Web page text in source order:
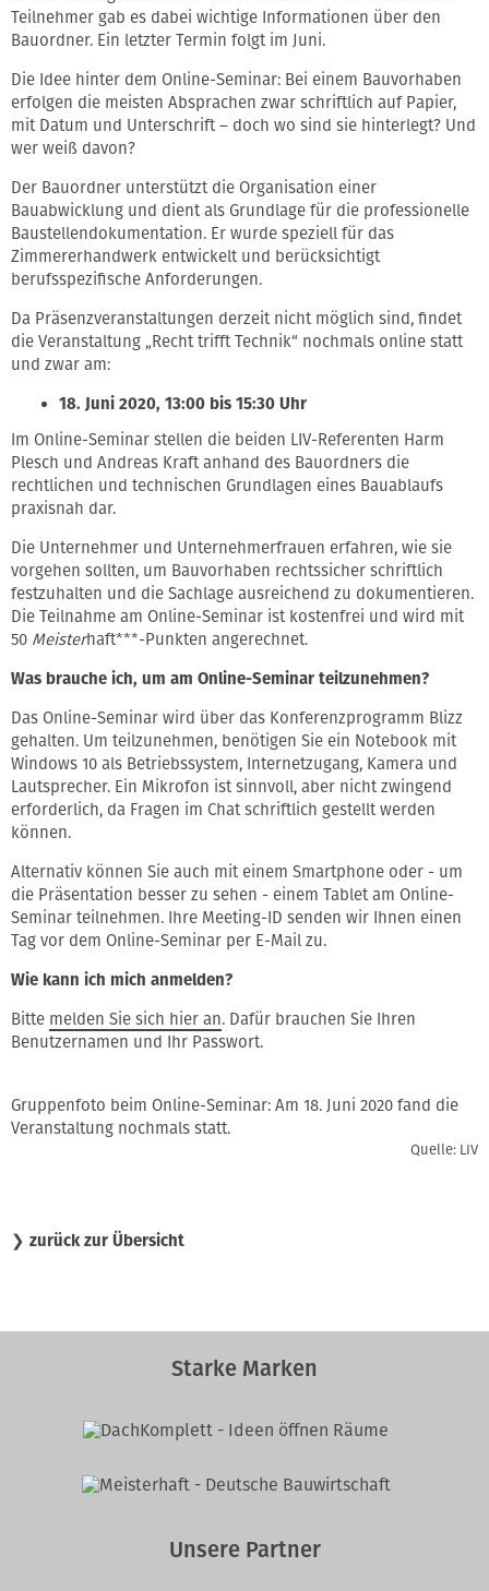
Teilnehmer gab es dabei wichtige Informationen über den
Bauordner. Ein letzter Termin folgt im Juni.
Die Idee hinter dem Online-Seminar: Bei einem Bauvorhaben
erfolgen die meisten Absprachen zwar schriftlich auf Papier,
mit Datum und Unterschrift – doch wo sind sie hinterlegt? Und
wer weiß davon?
Der Bauordner unterstützt die Organisation einer
Bauabwicklung und dient als Grundlage für die professionelle
Baustellendokumentation. Er wurde speziell für das
Zimmererhandwerk entwickelt und berücksichtigt
berufsspezifische Anforderungen.
Da Präsenzveranstaltungen derzeit nicht möglich sind, findet
die Veranstaltung „Recht trifft Technik“ nochmals online statt
und zwar am:
18. Juni 2020, 13:00 bis 15:30 Uhr
Im Online-Seminar stellen die beiden LIV-Referenten Harm
Plesch und Andreas Kraft anhand des Bauordners die
rechtlichen und technischen Grundlagen eines Bauablaufs
praxisnah dar.
Die Unternehmer und Unternehmerfrauen erfahren, wie sie
vorgehen sollten, um Bauvorhaben rechtssicher schriftlich
festzuhalten und die Sachlage ausreichend zu dokumentieren.
Die Teilnahme am Online-Seminar ist kostenfrei und wird mit
50 Meisterhaft***-Punkten angerechnet.
Was brauche ich, um am Online-Seminar teilzunehmen?
Das Online-Seminar wird über das Konferenzprogramm Blizz
gehalten. Um teilzunehmen, benötigen Sie ein Notebook mit
Windows 10 als Betriebssystem, Internetzugang, Kamera und
Lautsprecher. Ein Mikrofon ist sinnvoll, aber nicht zwingend
erforderlich, da Fragen im Chat schriftlich gestellt werden
können.
Alternativ können Sie auch mit einem Smartphone oder - um
die Präsentation besser zu sehen - einem Tablet am Online-
Seminar teilnehmen. Ihre Meeting-ID senden wir Ihnen einen
Tag vor dem Online-Seminar per E-Mail zu.
Wie kann ich mich anmelden?
Bitte melden Sie sich hier an. Dafür brauchen Sie Ihren
Benutzernamen und Ihr Passwort.
Gruppenfoto beim Online-Seminar: Am 18. Juni 2020 fand die
Veranstaltung nochmals statt.
Quelle: LIV
❯ zurück zur Übersicht
Starke Marken
Unsere Partner